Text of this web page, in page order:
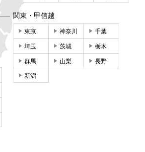
関東・甲信越
東京 神奈川 千葉
埼玉 茨城 栃木
群馬 山梨 長野
新潟